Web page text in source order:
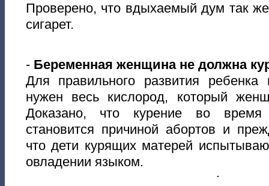
Проверено, что вдыхаемый дум так
сигарет.
- Беременная женщина не должна
Для правильного развития
нужен весь кислород, который
Доказано, что курение во время
становится причиной абортов и
что дети курящих матерей
овладении языком.